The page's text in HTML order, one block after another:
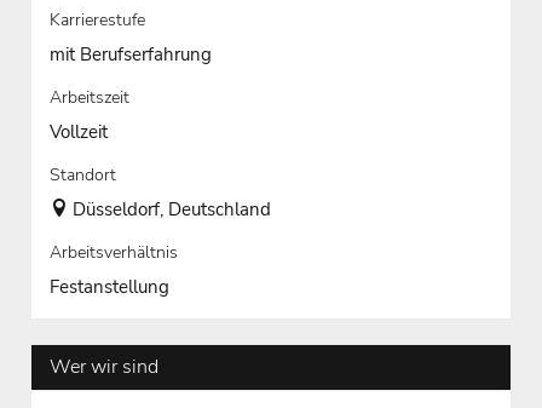
Karrierestufe
mit Berufserfahrung
Arbeitszeit
Vollzeit
Standort
Düsseldorf, Deutschland
Arbeitsverhältnis
Festanstellung
Wer wir sind